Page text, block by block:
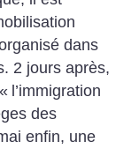
dans
2 jours après,
l’immigration
des
enfin, une